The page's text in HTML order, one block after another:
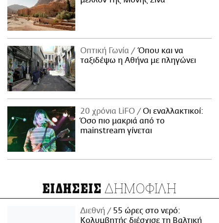
Οπτική Γωνία
Όπου και να
ταξιδέψω η Αθήνα με πληγώνει
20 χρόνια LiFO
Οι εναλλακτικοί:
Όσο πιο μακριά από το
mainstream γίνεται
ΕΙΔΗΣΕΙΣ ΔΗΜΟΦΙΛΗ
Διεθνή
55 ώρες στο νερό:
Κολυμβητής διέσχισε τη Βαλτική